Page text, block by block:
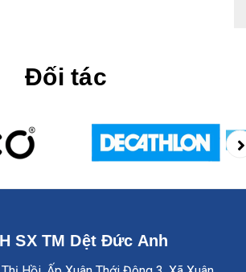
Đối tác
SX TM Dệt Đức Anh